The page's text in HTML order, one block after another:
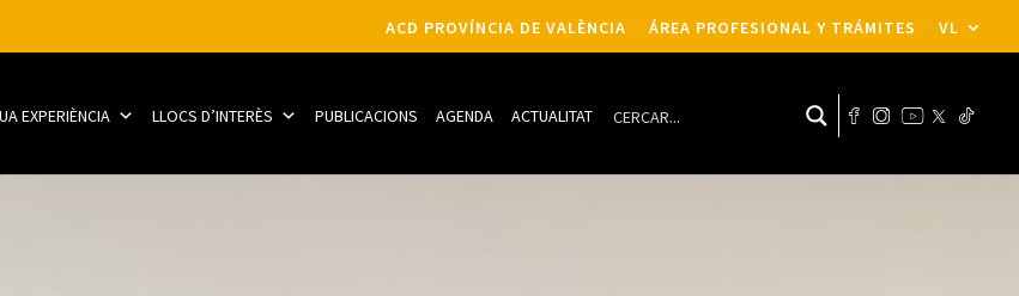
ACD PROVÍNCIA DE VALÈNCIA ÁREA PROFESIONAL Y TRÁMITES VL
EXPERIÈNCIA LLOCS D’INTERÈS PUBLICACIONS AGENDA ACTUALITAT